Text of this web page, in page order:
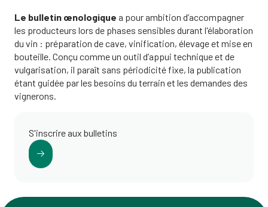
Le bulletin œnologique a pour ambition d’accompagner
les producteurs lors de phases sensibles durant l'élaboration
du vin : préparation de cave, vinification, élevage et mise en
bouteille. Conçu comme un outil d’appui technique et de
vulgarisation, il paraît sans périodicité fixe, la publication
étant guidée par les besoins du terrain et les demandes des
vignerons.
S'inscrire aux bulletins